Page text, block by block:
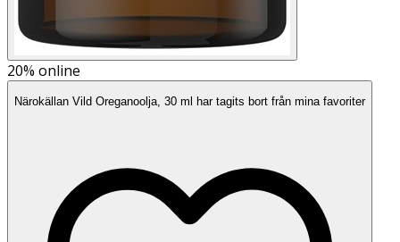
20% online
Närokällan Vild Oreganoolja, 30 ml har tagits bort från mina favoriter